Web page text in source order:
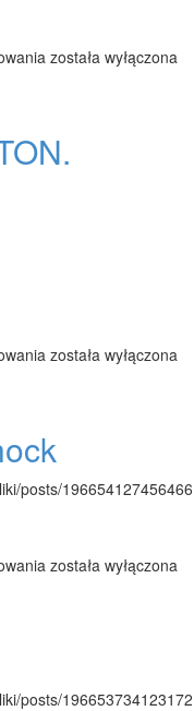
ZEGARKI
została wyłączona
DANIEL
została wyłączona
posts/196654127456466
Tańsze
została wyłączona
posts/196653734123172